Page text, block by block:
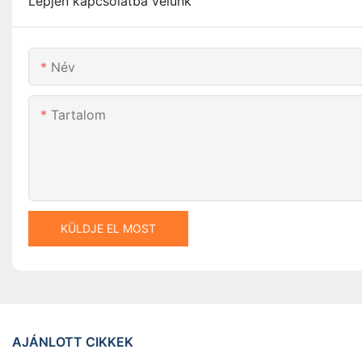
Név
Tartalom
KÜLDJE EL MOST
AJÁNLOTT CIKKEK